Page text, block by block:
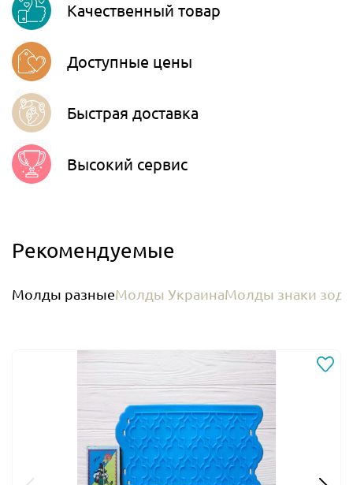
Telegram
Качественный товар
Доступные цены
Быстрая доставка
Высокий сервис
Рекомендуемые
Молды разныеМолды УкраинаМолды знаки